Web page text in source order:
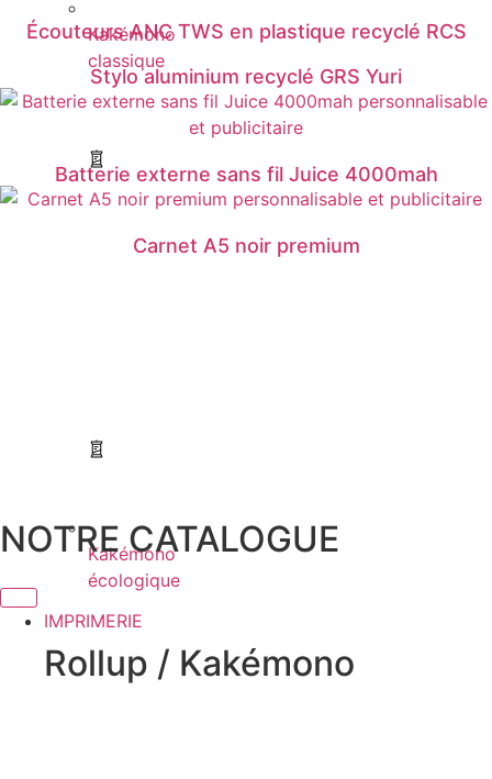
Kakémono
écologique
Kakémono
classique
Écouteurs ANC TWS en plastique recyclé RCS
Stylo aluminium recyclé GRS Yuri
Batterie externe sans fil Juice 4000mah
Carnet A5 noir premium
NOTRE CATALOGUE
IMPRIMERIE
Rollup / Kakémono